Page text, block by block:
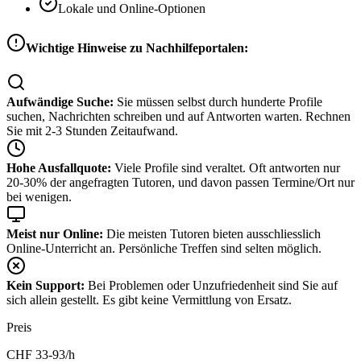
Lokale und Online-Optionen
Wichtige Hinweise zu Nachhilfeportalen:
Aufwändige Suche: Sie müssen selbst durch hunderte Profile
suchen, Nachrichten schreiben und auf Antworten warten. Rechnen
Sie mit 2-3 Stunden Zeitaufwand.
Hohe Ausfallquote: Viele Profile sind veraltet. Oft antworten nur
20-30% der angefragten Tutoren, und davon passen Termine/Ort nur
bei wenigen.
Meist nur Online: Die meisten Tutoren bieten ausschliesslich
Online-Unterricht an. Persönliche Treffen sind selten möglich.
Kein Support: Bei Problemen oder Unzufriedenheit sind Sie auf
sich allein gestellt. Es gibt keine Vermittlung von Ersatz.
Preis
CHF 33-93/h